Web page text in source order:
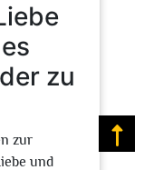
zu
zur
und